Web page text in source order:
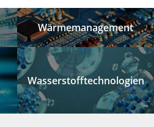
Wärmemanagement
Wasserstofftechnologien